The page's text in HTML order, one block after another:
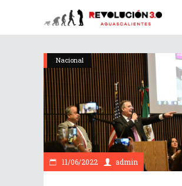
Nacional
11/06/2022 admin